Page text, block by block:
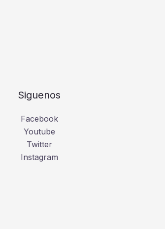
Siguenos
Facebook
Youtube
Twitter
Instagram